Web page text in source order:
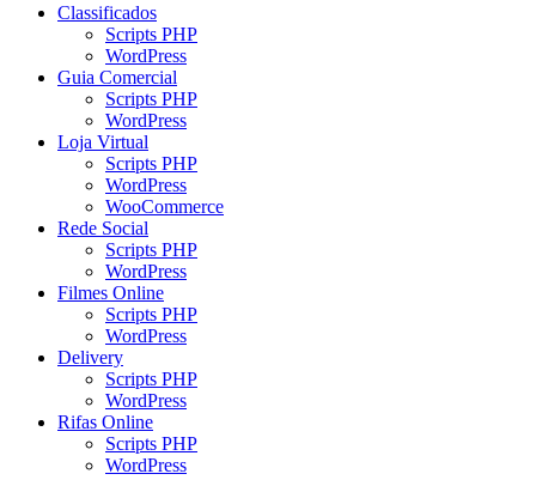
Classificados
Scripts PHP
WordPress
Guia Comercial
Scripts PHP
WordPress
Loja Virtual
Scripts PHP
WordPress
WooCommerce
Rede Social
Scripts PHP
WordPress
Filmes Online
Scripts PHP
WordPress
Delivery
Scripts PHP
WordPress
Rifas Online
Scripts PHP
WordPress